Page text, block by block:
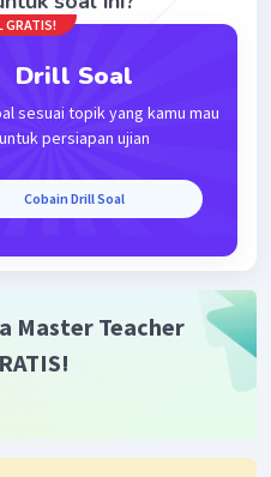
GRATIS!
Drill Soal
sesuai topik yang kamu mau
untuk persiapan ujian
Cobain Drill Soal
Master Teacher